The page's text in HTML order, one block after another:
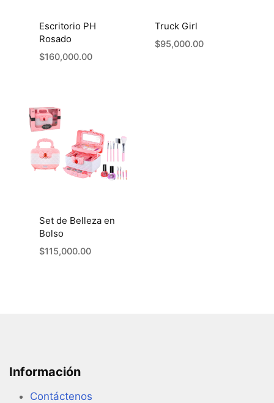
Escritorio PH
Rosado
$160,000.00
Truck Girl
$95,000.00
Set de Belleza en
Bolso
$115,000.00
Información
Contáctenos